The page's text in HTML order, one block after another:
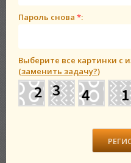
Пароль снова *:
Выберите все картинки с
(заменить задачу?)